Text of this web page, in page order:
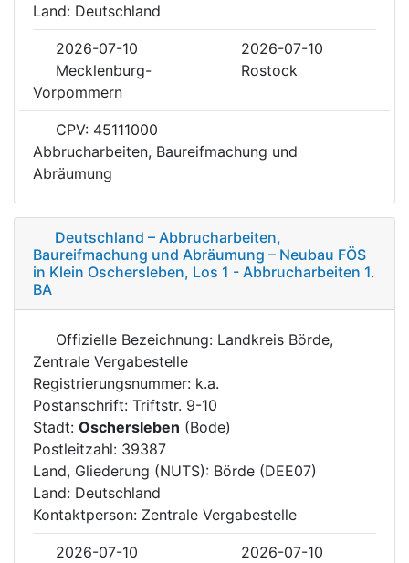
Land: Deutschland
2026-07-10
2026-07-10
Mecklenburg-
Vorpommern
Rostock
CPV: 45111000
Abbrucharbeiten, Baureifmachung und
Abräumung
Deutschland – Abbrucharbeiten,
Baureifmachung und Abräumung – Neubau FÖS
in Klein Oschersleben, Los 1 - Abbrucharbeiten 1.
BA
Offizielle Bezeichnung: Landkreis Börde,
Zentrale Vergabestelle
Registrierungsnummer: k.a.
Postanschrift: Triftstr. 9-10
Stadt: Oschersleben (Bode)
Postleitzahl: 39387
Land, Gliederung (NUTS): Börde (DEE07)
Land: Deutschland
Kontaktperson: Zentrale Vergabestelle
2026-07-10
2026-07-10